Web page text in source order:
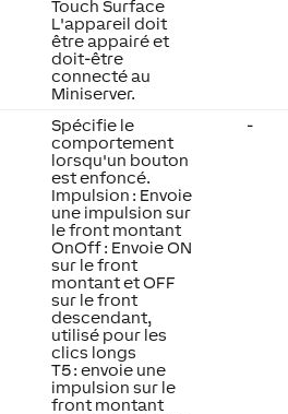
Touch Surface
L'appareil doit
être appairé et
doit-être
connecté au
Miniserver.
Spécifie le
comportement
lorsqu'un bouton
est enfoncé.
Impulsion : Envoie
une impulsion sur
le front montant
OnOff : Envoie ON
sur le front
montant et OFF
sur le front
descendant,
utilisé pour les
clics longs
T5 : envoie une
impulsion sur le
front montant
-